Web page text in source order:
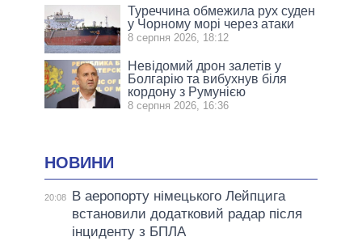
Туреччина обмежила рух суден
у Чорному морі через атаки
8 серпня 2026, 18:12
Невідомий дрон залетів у
Болгарію та вибухнув біля
кордону з Румунією
8 серпня 2026, 16:36
НОВИНИ
20:08
В аеропорту німецького Лейпцига
встановили додатковий радар після
інциденту з БПЛА